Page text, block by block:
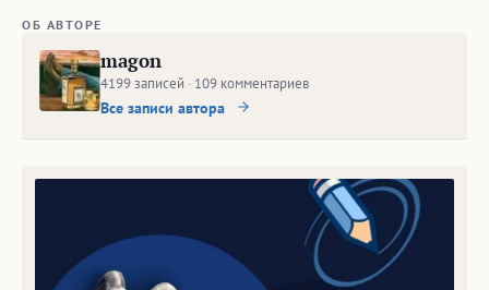
ОБ АВТОРЕ
magon
4199 записей · 109 комментариев
Все записи автора